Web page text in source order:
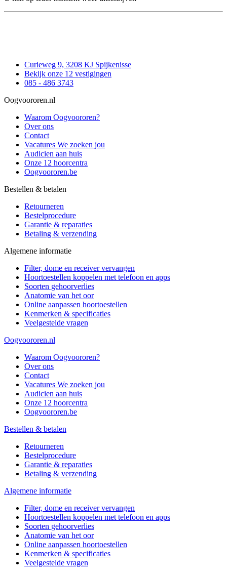
Curieweg 9, 3208 KJ Spijkenisse
Bekijk onze 12 vestigingen
085 - 486 3743
Oogvoororen.nl
Waarom Oogvoororen?
Over ons
Contact
Vacatures We zoeken jou
Audicien aan huis
Onze 12 hoorcentra
Oogvoororen.be
Bestellen & betalen
Retourneren
Bestelprocedure
Garantie & reparaties
Betaling & verzending
Algemene informatie
Filter, dome en receiver vervangen
Hoortoestellen koppelen met telefoon en apps
Soorten gehoorverlies
Anatomie van het oor
Online aanpassen hoortoestellen
Kenmerken & specificaties
Veelgestelde vragen
Oogvoororen.nl
Waarom Oogvoororen?
Over ons
Contact
Vacatures We zoeken jou
Audicien aan huis
Onze 12 hoorcentra
Oogvoororen.be
Bestellen & betalen
Retourneren
Bestelprocedure
Garantie & reparaties
Betaling & verzending
Algemene informatie
Filter, dome en receiver vervangen
Hoortoestellen koppelen met telefoon en apps
Soorten gehoorverlies
Anatomie van het oor
Online aanpassen hoortoestellen
Kenmerken & specificaties
Veelgestelde vragen